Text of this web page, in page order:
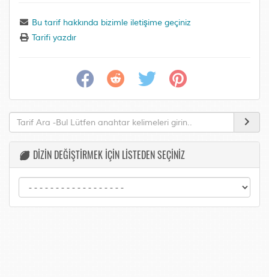
Bu tarif hakkında bizimle iletişime geçiniz
Tarifi yazdır
DİZİN DEĞİŞTİRMEK İÇİN LİSTEDEN SEÇİNİZ